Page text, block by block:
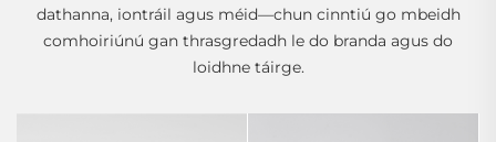
dathanna, iontráil agus méid—chun cinntiú go mbeidh
comhoiriúnú gan thrasgredadh le do branda agus do
loidhne táirge.